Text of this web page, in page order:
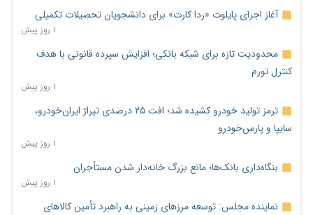
آغاز اجرای پایلوت «ردا کارت» برای دانشجویان تحصیلات تکمیلی
۱ روز پیش
محدودیت تازه برای شبکه بانکی؛ افزایش سپرده قانونی با هدف
کنترل تورم
۱ روز پیش
ترمز تولید خودرو کشیده شد؛ افت ۲۵ درصدی تیراژ ایران‌خودرو،
سایپا و پارس‌خودرو
۱ روز پیش
بنگاه‌داری بانک‌ها؛ مانع بزرگ خانه‌دار شدن مستأجران
۱ روز پیش
نماینده مجلس: توسعه مرزهای زمینی به راهبرد تأمین کالاهای